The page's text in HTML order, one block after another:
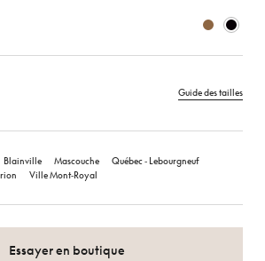
Guide des tailles
Blainville Mascouche
Québec ‑ Lebourgneuf
Ville Mont‑Royal
Essayer en boutique